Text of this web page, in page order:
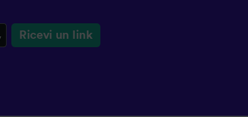
Ricevi un link